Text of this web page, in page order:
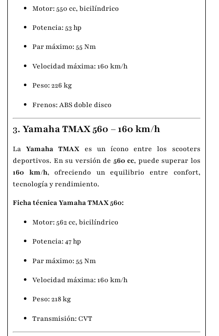
Motor: 550 cc, bicilíndrico
Potencia: 53 hp
Par máximo: 55 Nm
Velocidad máxima: 160 km/h
Peso: 226 kg
Frenos: ABS doble disco
3. Yamaha TMAX 560 – 160 km/h
LaYamaha TMAX es un ícono entre los scooters
deportivos. En su versión de 560 cc, puede superar los
160 km/h, ofreciendo un equilibrio entre confort,
tecnología y rendimiento.
Ficha técnica Yamaha TMAX 560:
Motor: 562 cc, bicilíndrico
Potencia: 47 hp
Par máximo: 55 Nm
Velocidad máxima: 160 km/h
Peso: 218 kg
Transmisión: CVT